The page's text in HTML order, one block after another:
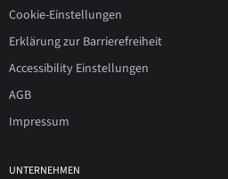
Cookie-Einstellungen
Erklärung zur Barrierefreiheit
Accessibility Einstellungen
AGB
Impressum
UNTERNEHMEN